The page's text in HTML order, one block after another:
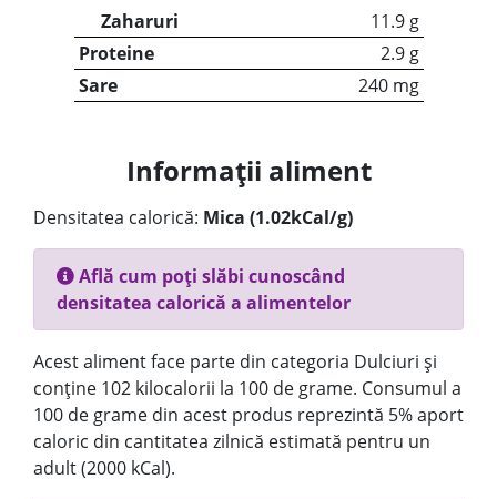
Zaharuri
11.9 g
Proteine
2.9 g
Sare
240 mg
Informații aliment
Densitatea calorică: Mica (1.02kCal/g)
Află cum poți slăbi cunoscând
densitatea calorică a alimentelor
Acest aliment face parte din categoria Dulciuri și
conține 102 kilocalorii la 100 de grame. Consumul a
100 de grame din acest produs reprezintă 5% aport
caloric din cantitatea zilnică estimată pentru un
adult (2000 kCal).